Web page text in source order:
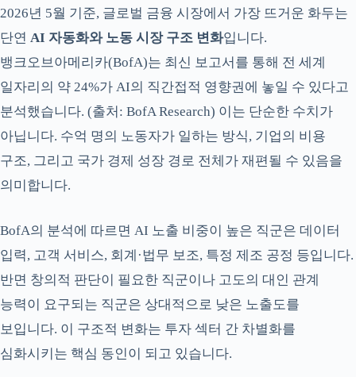
2026년 5월 기준, 글로벌 금융 시장에서 가장 뜨거운 화두는
단연 AI 자동화와 노동 시장 구조 변화입니다.
뱅크오브아메리카(BofA)는 최신 보고서를 통해 전 세계
일자리의 약 24%가 AI의 직간접적 영향권에 놓일 수 있다고
분석했습니다. (출처: BofA Research) 이는 단순한 수치가
아닙니다. 수억 명의 노동자가 일하는 방식, 기업의 비용
구조, 그리고 국가 경제 성장 경로 전체가 재편될 수 있음을
의미합니다.
BofA의 분석에 따르면 AI 노출 비중이 높은 직군은 데이터
입력, 고객 서비스, 회계·법무 보조, 특정 제조 공정 등입니다.
반면 창의적 판단이 필요한 직군이나 고도의 대인 관계
능력이 요구되는 직군은 상대적으로 낮은 노출도를
보입니다. 이 구조적 변화는 투자 섹터 간 차별화를
심화시키는 핵심 동인이 되고 있습니다.